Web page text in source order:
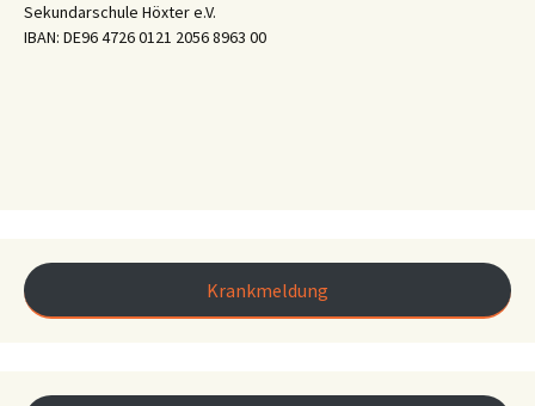
Sekundarschule Höxter e.V.
IBAN: DE96 4726 0121 2056 8963 00
Krankmeldung